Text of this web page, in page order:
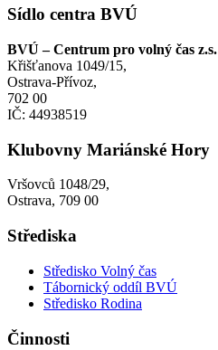
Sídlo centra BVÚ
BVÚ – Centrum pro volný čas z.s.
Křišťanova 1049/15,
Ostrava-Přívoz,
702 00
IČ: 44938519
Klubovny Mariánské Hory
Vršovců 1048/29,
Ostrava, 709 00
Střediska
Středisko Volný čas
Tábornický oddíl BVÚ
Středisko Rodina
Činnosti